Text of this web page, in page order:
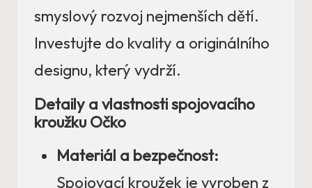
smyslový rozvoj nejmenších dětí.
Investujte do kvality a originálního
designu, který vydrží.
Detaily a vlastnosti spojovacího
kroužku Očko
Materiál a bezpečnost:
Spojovací kroužek je vyroben z